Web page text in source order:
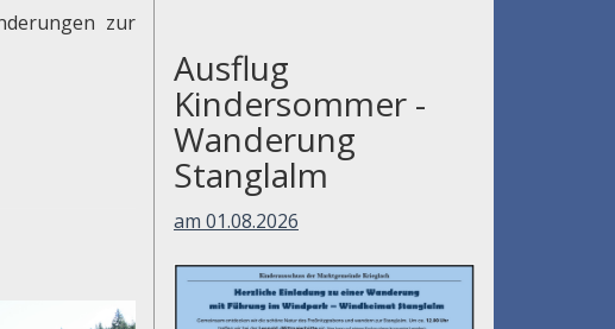
zur
Ausflug
Kindersommer -
Wanderung
Stanglalm
am 01.08.2026